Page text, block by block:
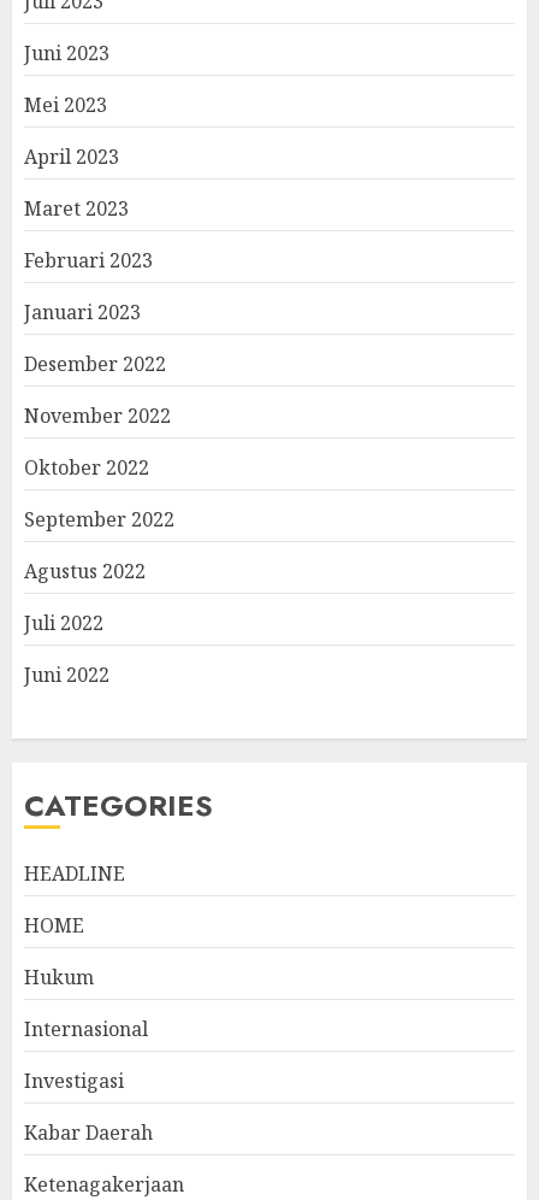
Juni 2023
Mei 2023
April 2023
Maret 2023
Februari 2023
Januari 2023
Desember 2022
November 2022
Oktober 2022
September 2022
Agustus 2022
Juli 2022
Juni 2022
CATEGORIES
HEADLINE
HOME
Hukum
Internasional
Investigasi
Kabar Daerah
Ketenagakerjaan